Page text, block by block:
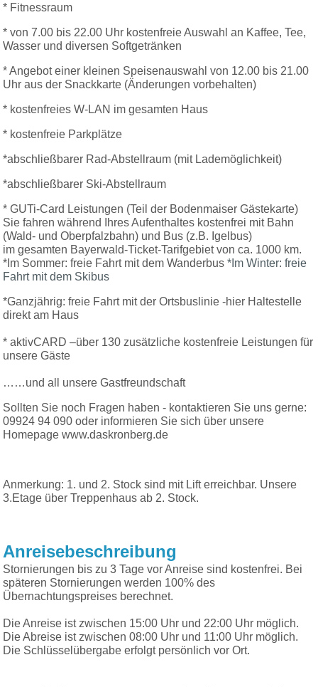
* Fitnessraum
* von 7.00 bis 22.00 Uhr kostenfreie Auswahl an Kaffee, Tee,
Wasser und diversen Softgetränken
* Angebot einer kleinen Speisenauswahl von 12.00 bis 21.00
Uhr aus der Snackkarte (Änderungen vorbehalten)
* kostenfreies W-LAN im gesamten Haus
* kostenfreie Parkplätze
*abschließbarer Rad-Abstellraum (mit Lademöglichkeit)
*abschließbarer Ski-Abstellraum
* GUTi-Card Leistungen (Teil der Bodenmaiser Gästekarte)
Sie fahren während Ihres Aufenthaltes kostenfrei mit Bahn
(Wald- undOberpfalzbahn) und Bus (z.B. Igelbus)
im gesamten Bayerwald-Ticket-Tarifgebiet von ca. 1000 km.
*Im Sommer: freie Fahrt mit dem Wanderbus* Im Winter: freie
Fahrt mit dem Skibus
*Ganzjährig: freie Fahrt mit der Ortsbuslinie -hier Haltestelle
direkt am Haus
* aktivCARD –über 130 zusätzliche kostenfreie Leistungen für
unsere Gäste
……und all unsere Gastfreundschaft
Sollten Sie noch Fragen haben - kontaktieren Sie uns gerne:
09924 94 090 oder informieren Sie sich über unsere
Homepage www.daskronberg.de
Anmerkung: 1. und 2. Stock sind mit Lift erreichbar. Unsere
3.Etage über Treppenhaus ab 2. Stock.
Anreisebeschreibung
Stornierungen bis zu 3 Tage vor Anreise sind kostenfrei. Bei
späteren Stornierungen werden 100% des
Übernachtungspreises berechnet.
Die Anreise ist zwischen 15:00 Uhr und 22:00 Uhr möglich.
Die Abreise ist zwischen 08:00 Uhr und 11:00 Uhr möglich.
Die Schlüsselübergabe erfolgt persönlich vor Ort.